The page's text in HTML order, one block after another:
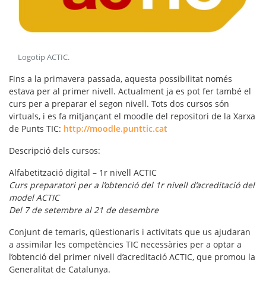
Logotip ACTIC.
Fins a la primavera passada, aquesta possibilitat només
estava per al primer nivell. Actualment ja es pot fer també el
curs per a preparar el segon nivell. Tots dos cursos són
virtuals, i es fa mitjançant el moodle del repositori de la Xarxa
de Punts TIC: http://moodle.punttic.cat
Descripció dels cursos:
Alfabetització digital – 1r nivell ACTIC
Curs preparatori per a l’obtenció del 1r nivell d’acreditació del
model ACTIC
Del 7 de setembre al 21 de desembre
Conjunt de temaris, qüestionaris i activitats que us ajudaran
a assimilar les competències TIC necessàries per a optar a
l’obtenció del primer nivell d’acreditació ACTIC, que promou la
Generalitat de Catalunya.